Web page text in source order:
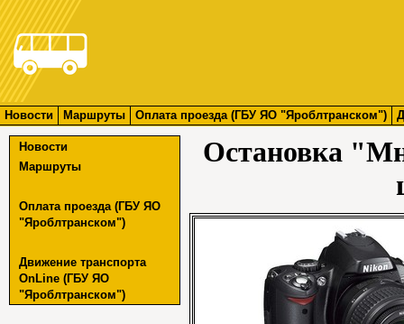
Новости Маршруты Оплата проезда (ГБУ ЯО "Яроблтранском")
Новости
Маршруты
Оплата проезда (ГБУ ЯО
"Яроблтранском")
Движение транспорта
OnLine (ГБУ ЯО
"Яроблтранском")
Остановка